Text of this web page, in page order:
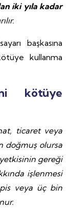
iki yıla kadar
başkasına
kullanma
kötüye
ticaret veya
doğmuş olursa
yetkisinin gereği
işlenmesi
veya üç bin